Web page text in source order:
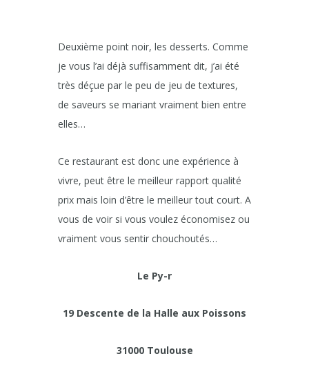
Deuxième point noir, les desserts. Comme
je vous l’ai déjà suffisamment dit, j’ai été
très déçue par le peu de jeu de textures,
de saveurs se mariant vraiment bien entre
elles…
Ce restaurant est donc une expérience à
vivre, peut être le meilleur rapport qualité
prix mais loin d’être le meilleur tout court. A
vous de voir si vous voulez économisez ou
vraiment vous sentir chouchoutés…
Le Py-r
19 Descente de la Halle aux Poissons
31000 Toulouse